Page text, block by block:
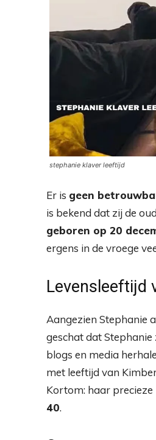
stephanie klaver leeftijd
Er is geen
is bekend dat zij de
geboren op 20
ergens in de vroege
Levensleeftijd
Aangezien Stephanie
geschat dat Stephanie
blogs en media
met leeftijd van
Kortom: haar precieze
40.